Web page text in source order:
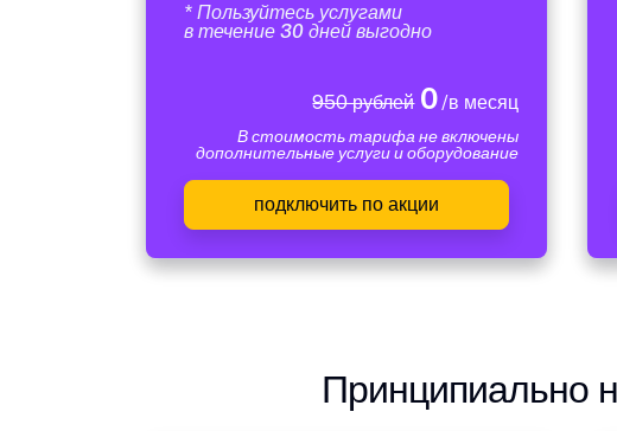
* Пользуйтесь услугами
в течение 30 дней выгодно
950 рублей0/в месяц
В стоимость тарифа не включены
дополнительные услуги и оборудование
подключить по акции
Принципиально